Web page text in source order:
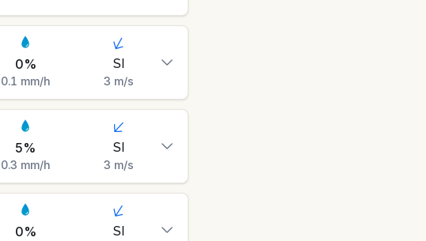
0%
0.1 mm/h
SI
3 m/s
5%
0.3 mm/h
SI
3 m/s
0% SI